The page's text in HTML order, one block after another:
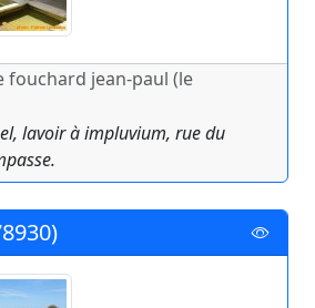
fouchard jean-paul (le
lavoir à impluvium, rue du